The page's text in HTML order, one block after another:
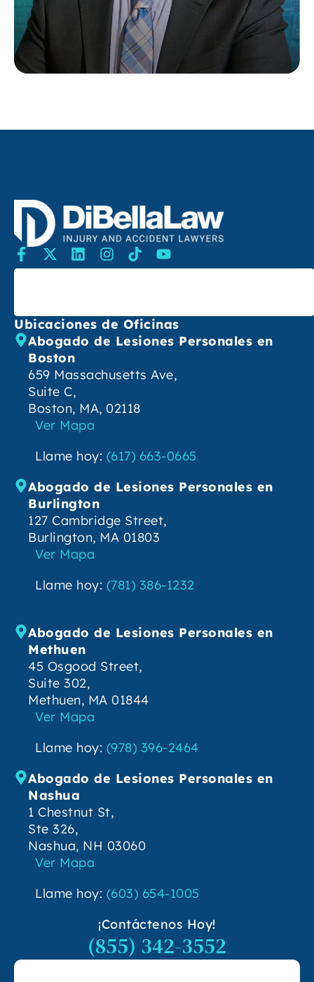
Buscar
Ubicaciones de Oficinas
Abogado de Lesiones Personales en
Boston
659 Massachusetts Ave,
Suite C,
Boston, MA, 02118
Ver Mapa
Llame hoy: (617) 663-0665
Abogado de Lesiones Personales en
Burlington
127 Cambridge Street,
Burlington, MA 01803
Ver Mapa
Llame hoy: (781) 386-1232
Abogado de Lesiones Personales en
Methuen
45 Osgood Street,
Suite 302,
Methuen, MA 01844
Ver Mapa
Llame hoy: (978) 396-2464
Abogado de Lesiones Personales en
Nashua
1 Chestnut St,
Ste 326,
Nashua, NH 03060
Ver Mapa
Llame hoy: (603) 654-1005
¡Contáctenos Hoy!
(855) 342-3552